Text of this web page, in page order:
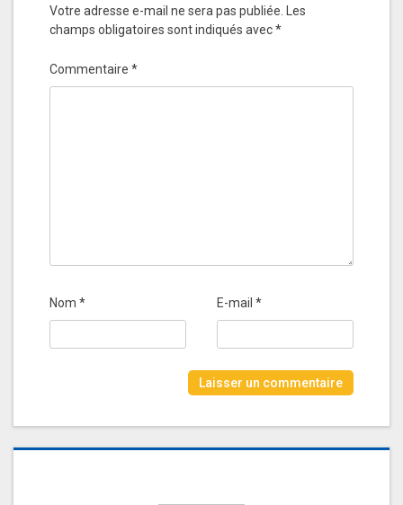
Votre adresse e-mail ne sera pas publiée.
Les
champs obligatoires sont indiqués avec*
Commentaire *
Nom * E-mail *